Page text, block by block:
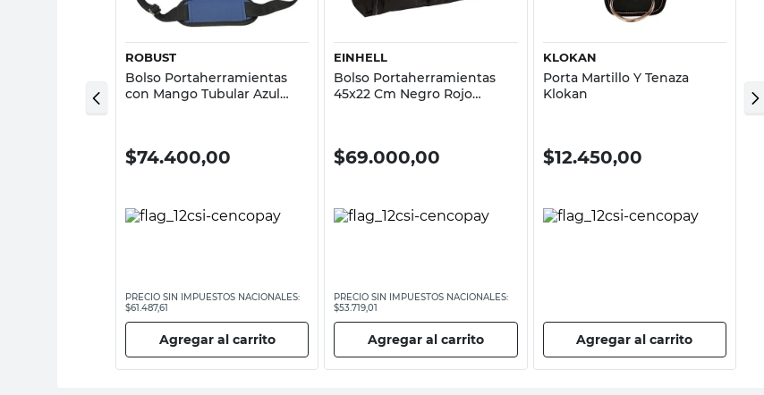
ROBUST
Bolso Portaherramientas
con Mango Tubular Azul
$74.400,00
PRECIO SIN IMPUESTOS NACIONALES:
$61.487,61
Agregar al carrito
EINHELL
Bolso Portaherramientas
45x22 Cm Negro Rojo
$69.000,00
PRECIO SIN IMPUESTOS NACIONALES:
$53.719,01
Agregar al carrito
KLOKAN
Porta Martillo Y Tenaza
Klokan
$12.450,00
Agregar al carrito